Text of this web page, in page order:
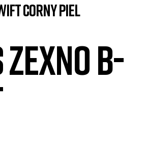
CORNY PIEL
ZEXNO B-